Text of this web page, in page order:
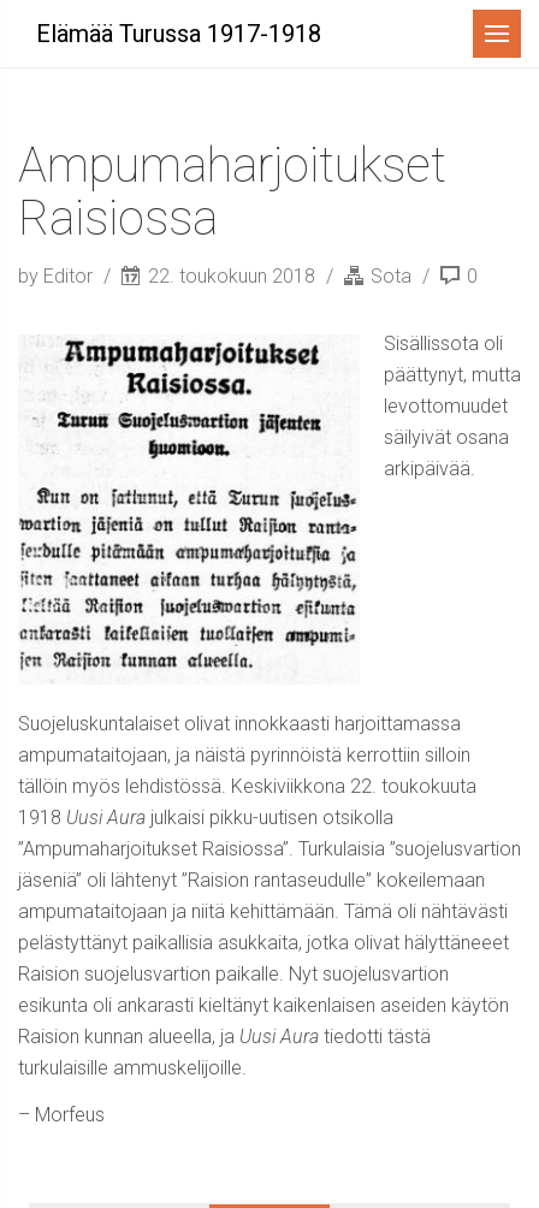
Elämää Turussa 1917-1918 Menu
Ampumaharjoitukset
Raisiossa
by Editor 22. toukokuun 2018 Sota 0
Sisällissota oli
päättynyt, mutta
levottomuudet
säilyivät osana
arkipäivää.
Suojeluskuntalaiset olivat innokkaasti harjoittamassa
ampumataitojaan, ja näistä pyrinnöistä kerrottiin silloin
tällöin myös lehdistössä. Keskiviikkona 22. toukokuuta
1918 Uusi Aura julkaisi pikku-uutisen otsikolla
”Ampumaharjoitukset Raisiossa”. Turkulaisia ”suojelusvartion
jäseniä” oli lähtenyt ”Raision rantaseudulle” kokeilemaan
ampumataitojaan ja niitä kehittämään. Tämä oli nähtävästi
pelästyttänyt paikallisia asukkaita, jotka olivat hälyttäneeet
Raision suojelusvartion paikalle. Nyt suojelusvartion
esikunta oli ankarasti kieltänyt kaikenlaisen aseiden käytön
Raision kunnan alueella, ja Uusi Aura tiedotti tästä
turkulaisille ammuskelijoille.
– Morfeus